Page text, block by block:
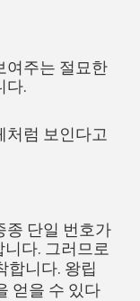
여주는 절묘한
다.
처럼 보인다고
종 단일 번호가
다. 그러므로
합니다. 왕립
얻을 수 있다